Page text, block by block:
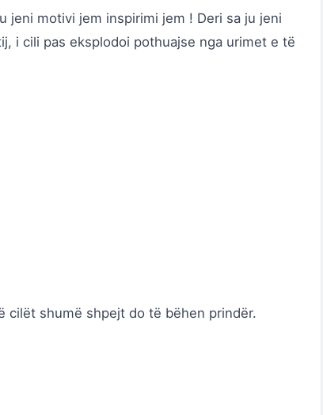
jeni motivi jem inspirimi jem ! Deri sa ju jeni
i cili pas eksplodoi pothuajse nga urimet e të
cilët shumë shpejt do të bëhen prindër.